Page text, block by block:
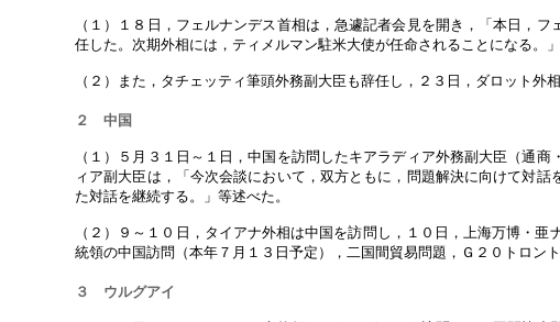
（１）１８日，フェルナンデス首相は，急遽記者会見を開き，「本日，
任した。次期外相には，ティメルマン駐米大使が任命されることになる。
（２）また，タチェッティ筆頭外務副大臣も辞任し，２３日，ダロット外
２ 中国
（１）５月３１日～１日，中国を訪問したキアラディア外務副大臣（通
ィア副大臣は，「今次会談において，双方ともに，問題解決に向けて対
た対話を継続する。」等述べた。
（２）９～１０日，タイアナ外相は中国を訪問し，１０日，上海万博・
統領の中国訪問（本年７月１３日予定），二国間貿易問題，Ｇ２０トロン
３ ウルグアイ